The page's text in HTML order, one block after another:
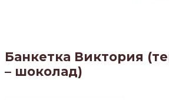
Банкетка Виктория
– шоколад)